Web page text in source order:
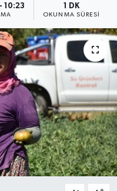
10:23 1 DK
OKUNMA SÜRESI